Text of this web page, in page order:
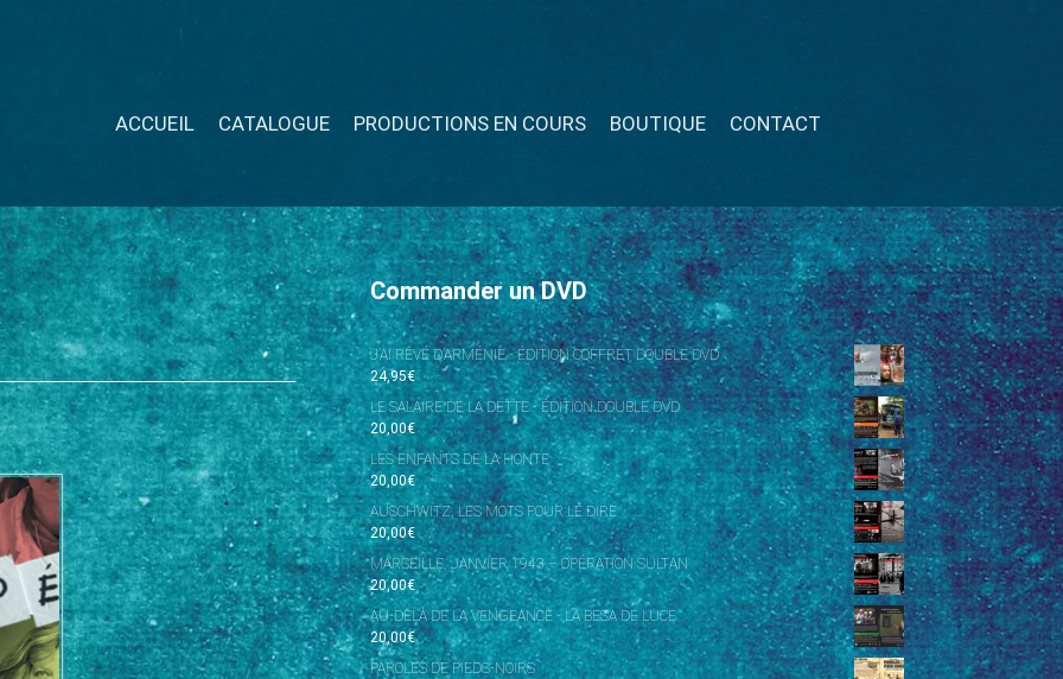
ACCUEIL CATALOGUE PRODUCTIONS EN COURS BOUTIQUE CONTACT
Commander un DVD
J’AI RÊVÉ D’ARMÉNIE - ÉDITION COFFRET DOUBLE DVD
24,95€
LE SALAIRE DE LA DETTE - ÉDITION DOUBLE DVD
20,00€
LES ENFANTS DE LA HONTE
20,00€
AUSCHWITZ, LES MOTS POUR LE DIRE
20,00€
MARSEILLE, JANVIER 1943 – OPÉRATION SULTAN
20,00€
AU-DELÀ DE LA VENGEANCE - LA BESA DE LUCE
20,00€
PAROLES DE PIEDS-NOIRS